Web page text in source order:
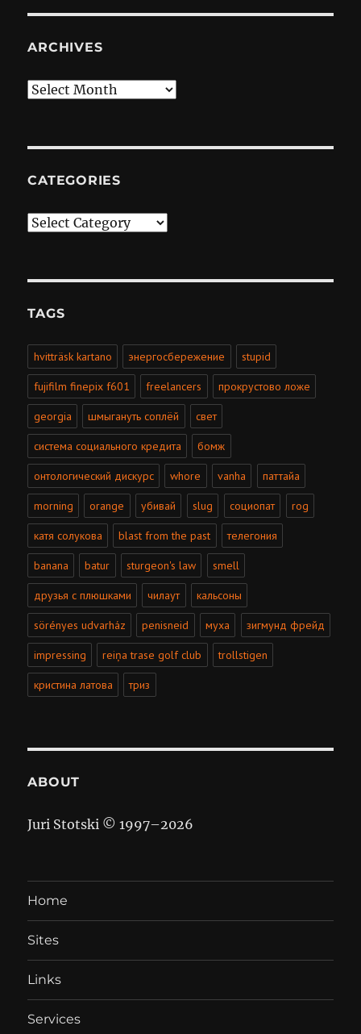
ARCHIVES
Archives
CATEGORIES
Categories
TAGS
hvitträsk kartano энергосбережение stupid
fujifilm finepix f601 freelancers прокрустово ложе
georgia шмыгануть соплёй свет
система социального кредита бомж
онтологический дискурс whore vanha паттайа
morning orange убивай slug социопат rog
катя солукова blast from the past телегония
banana batur sturgeon's law smell
друзья с плюшками чилаут кальсоны
sörényes udvarház penisneid муха зигмунд фрейд
impressing reiņa trase golf club trollstigen
кристина латова триз
ABOUT
Juri Stotski © 1997–2026
Home
Sites
Links
Services